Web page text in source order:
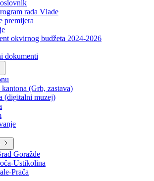
pitanja
rada Vlade
premijera
okvirnog budžeta 2024-2026
dokumenti
(Grb, zastava)
(digitalni muzej)